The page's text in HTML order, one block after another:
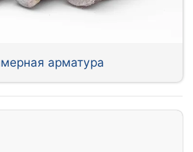
арматура